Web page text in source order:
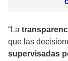
“La
que las
supervisadas